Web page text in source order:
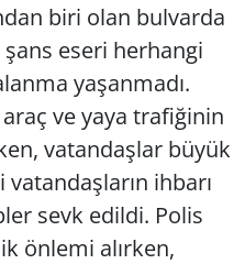
biri olan bulvarda
eseri herhangi
yaşanmadı.
araç ve yaya trafiğinin
vatandaşlar büyük
vatandaşların ihbarı
sevk edildi. Polis
önlemi alırken,